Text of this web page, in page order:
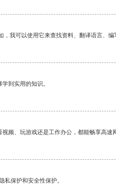
我可以使用它来查找资料、翻译语言、编
到实用的知识。
频、玩游戏还是工作办公，都能畅享高
私保护和安全性保护。